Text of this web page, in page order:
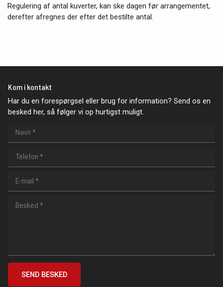
Regulering af antal kuverter, kan ske dagen før arrangementet,
derefter afregnes der efter det bestilte antal.
Kom i kontakt
Har du en forespørgsel eller brug for information? Send os en
besked her, så følger vi op hurtigst muligt.